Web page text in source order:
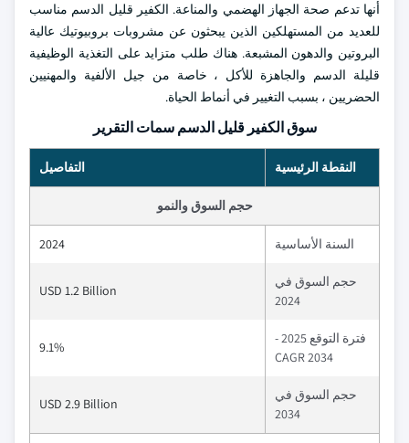
أنها تدعم صحة الجهاز الهضمي والمناعة. الكفير قليل الدسم مناسب
للعديد من المستهلكين الذين يبحثون عن مشروبات بروبيوتيك عالية
البروتين والدهون المشبعة. هناك طلب متزايد على التغذية الوظيفية
قليلة الدسم والجاهزة للأكل ، خاصة من جيل الألفية والمهنيين
الحضريين ، بسبب التغيير في أنماط الحياة.
سوق الكفير قليل الدسم سمات التقرير
النقطة الرئيسية التفاصيل
حجم السوق والنمو
السنة الأساسية 2024
حجم السوق في
2024
USD 1.2 Billion
فترة التوقع 2025 -
2034 CAGR
9.1%
حجم السوق في
2034
USD 2.9 Billion